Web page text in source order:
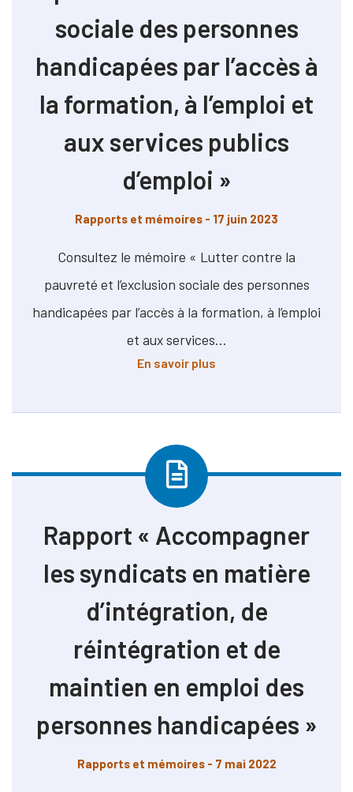
sociale des personnes
handicapées par l’accès à
la formation, à l’emploi et
aux services publics
d’emploi »
Rapports et mémoires - 17 juin 2023
Consultez le mémoire « Lutter contre la
pauvreté et l’exclusion sociale des personnes
handicapées par l’accès à la formation, à l’emploi
et aux services…
En savoir plus
Rapport « Accompagner
les syndicats en matière
d’intégration, de
réintégration et de
maintien en emploi des
personnes handicapées »
Rapports et mémoires- 7 mai 2022